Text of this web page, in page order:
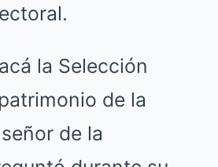
la Selección
de la
de la